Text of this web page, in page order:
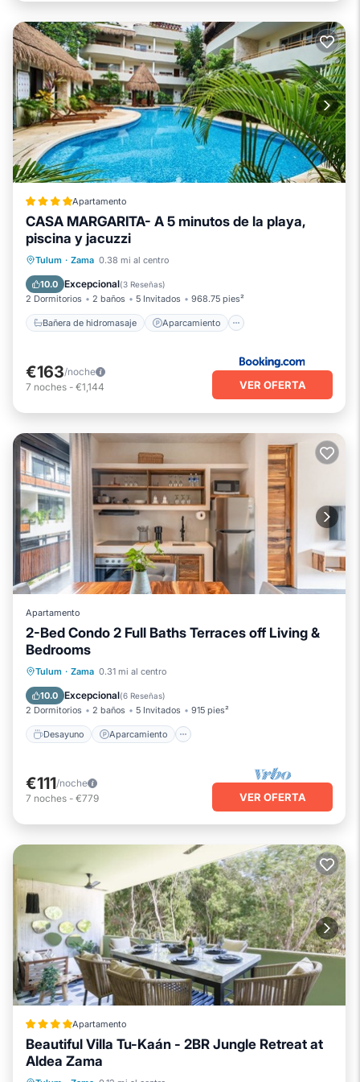
Apartamento
CASA MARGARITA- A 5 minutos de la playa,
piscina y jacuzzi
Tulum · Zama 0.38 mi al centro
10.0 Excepcional(3 Reseñas)
2 Dormitorios 2 baños 5 Invitados 968.75 pies²
Bañera de hidromasaje Aparcamiento
Bañera de hidromasaje
Piscina
Balcón/Terraza
€163/noche
7 noches - €1,144 VER OFERTA
Apartamento
2-Bed Condo 2 Full Baths Terraces off Living &
Bedrooms
Tulum · Zama 0.31 mi al centro
10.0 Excepcional(6 Reseñas)
2 Dormitorios 2 baños 5 Invitados 915 pies²
Desayuno Aparcamiento
Desayuno
Aparcamiento
Balcón/Terraza
€111/noche
7 noches - €779 VER OFERTA
Apartamento
Beautiful Villa Tu-Kaán - 2BR Jungle Retreat at
Aldea Zama